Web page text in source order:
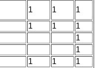
1 1
1
1 1
1
1
1
1 1
1